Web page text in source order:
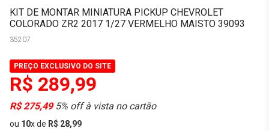
KIT DE MONTAR MINIATURA PICKUP CHEVROLET
COLORADO ZR2 2017 1/27 VERMELHO MAISTO 39093
35207
PREÇO EXCLUSIVO DO SITE
R$ 289,99
R$ 275,495% off à vista no cartão
ou 10xde R$ 28,99